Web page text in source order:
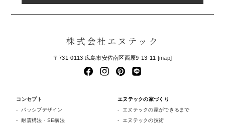
株式会社エヌテック
〒731-0113 広島市安佐南区西原9-13-11 [map]
コンセプト
パッシブデザイン
耐震構法・SE構法
エヌテックの家づくり
エヌテックの家ができるまで
エヌテックの技術